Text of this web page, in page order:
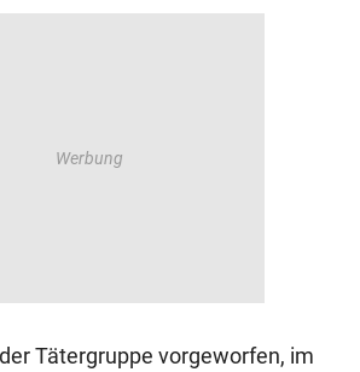
Tätergruppe vorgeworfen, im